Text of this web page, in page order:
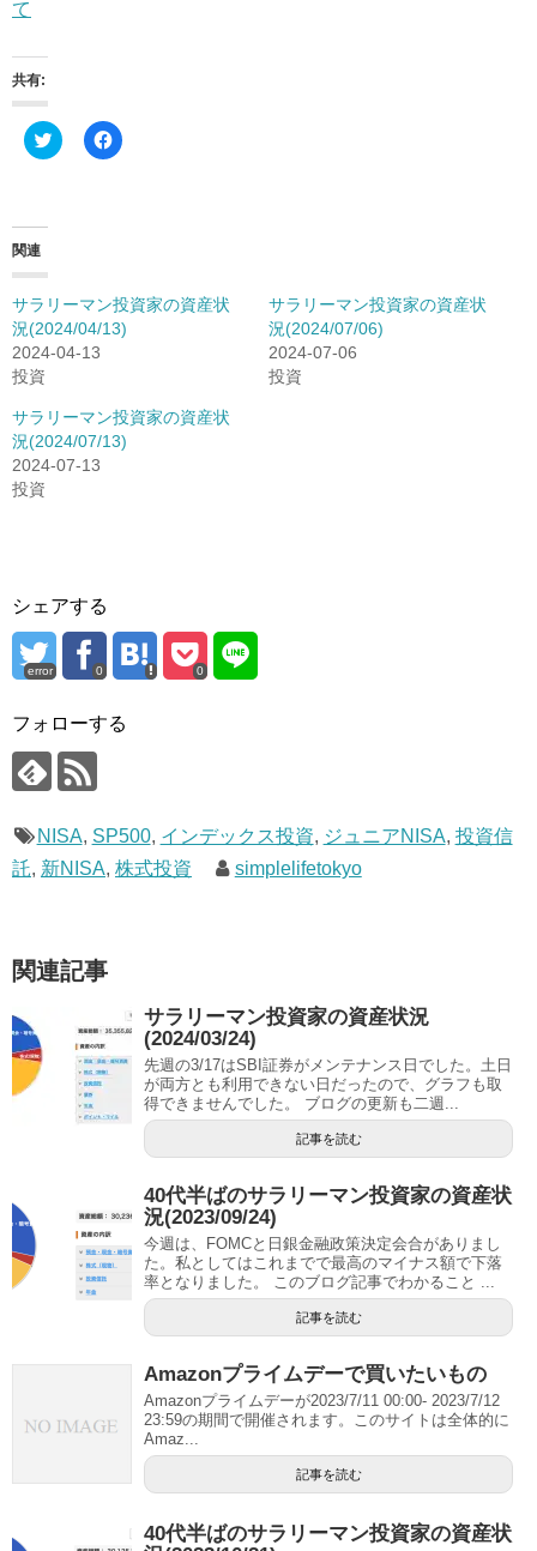
て
共有:
ク
リ
e
r
で
共
し
い
ウ
ィ
)
F
a
有
す
る
に
ク
し
て
ド
ウ
で
開
ま
す
関連
サラリーマン投資家の資産状
況(2024/04/13)
2024-04-13
投資
サラリーマン投資家の資産状
況(2024/07/06)
2024-07-06
投資
サラリーマン投資家の資産状
況(2024/07/13)
2024-07-13
投資
シェアする
error 0 0
フォローする
NISA, SP500, インデックス投資, ジュニアNISA, 投資信
託, 新NISA, 株式投資 simplelifetokyo
関連記事
サラリーマン投資家の資産状況
(2024/03/24)
先週の3/17はSBI証券がメンテナンス日でした。土日
が両方とも利用できない日だったので、グラフも取
得できませんでした。 ブログの更新も二週...
記事を読む
40代半ばのサラリーマン投資家の資産状
況(2023/09/24)
今週は、FOMCと日銀金融政策決定会合がありまし
た。私としてはこれまでで最高のマイナス額で下落
率となりました。 このブログ記事でわかること ...
記事を読む
Amazonプライムデーで買いたいもの
Amazonプライムデーが2023/7/11 00:00- 2023/7/12
23:59の期間で開催されます。このサイトは全体的に
Amaz...
記事を読む
40代半ばのサラリーマン投資家の資産状